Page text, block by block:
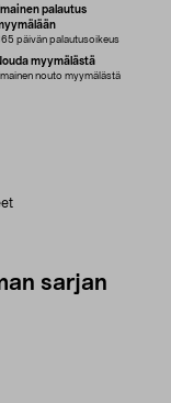
Ilmainen palautus
päivän palautusoikeus
myymälästä
Ilmainen nouto myymälästä
sarjan